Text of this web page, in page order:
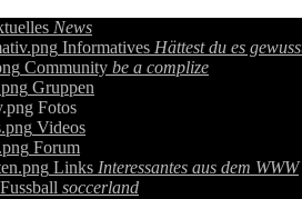
News
Informatives Hättest du es
Community be a complize
Gruppen
Fotos
Videos
Forum
Links Interessantes aus dem WWW
Fussball soccerland